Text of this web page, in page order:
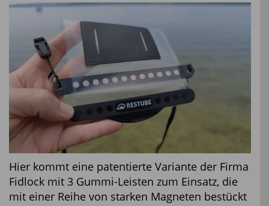
Hier kommt eine patentierte Variante der Firma
Fidlock mit 3 Gummi-Leisten zum Einsatz, die
mit einer Reihe von starken Magneten bestückt